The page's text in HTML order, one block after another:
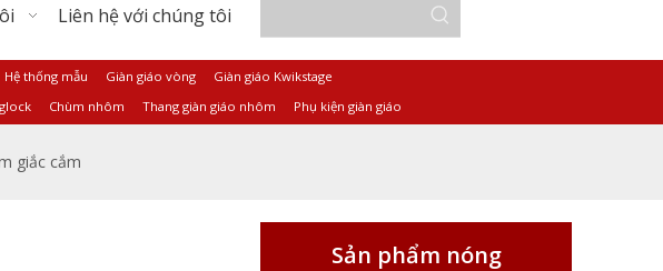
Liên hệ với chúng tôi
Hệ thống mẫu Giàn giáo vòng
Giàn giáo Kwikstage
Chùm nhôm Thang giàn giáo nhôm Phụ kiện giàn giáo
giắc cắm
Sản phẩm nóng